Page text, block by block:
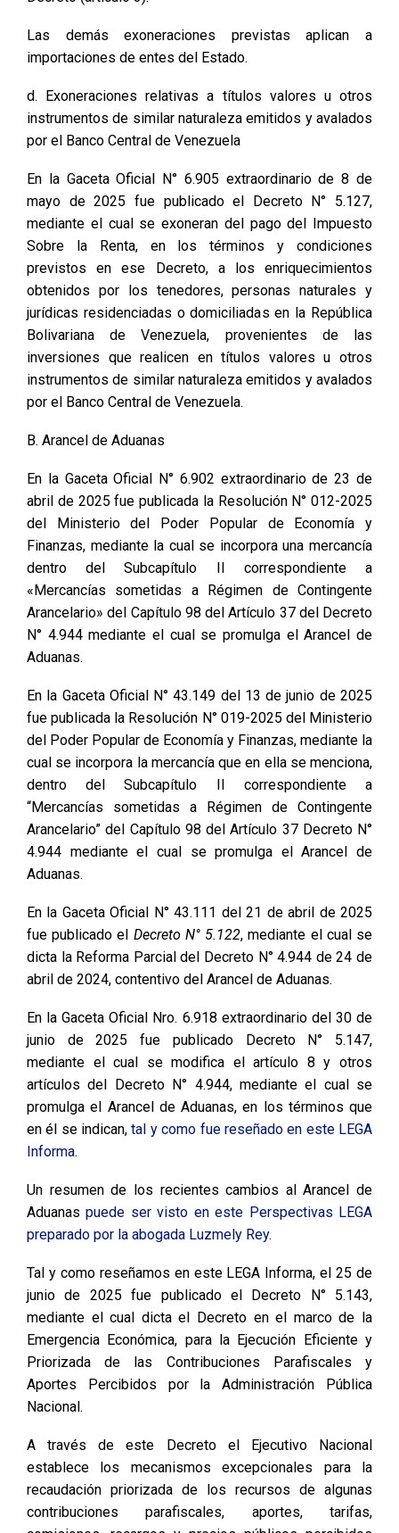
Las demás exoneraciones previstas aplican a
importaciones de entes del Estado.
d. Exoneraciones relativas a títulos valores u otros
instrumentos de similar naturaleza emitidos y avalados
por el Banco Central de Venezuela
En la Gaceta Oficial N° 6.905 extraordinario de 8 de
mayo de 2025 fue publicado el Decreto N° 5.127,
mediante el cual se exoneran del pago del Impuesto
Sobre la Renta, en los términos y condiciones
previstos en ese Decreto, a los enriquecimientos
obtenidos por los tenedores, personas naturales y
jurídicas residenciadas o domiciliadas en la República
Bolivariana de Venezuela, provenientes de las
inversiones que realicen en títulos valores u otros
instrumentos de similar naturaleza emitidos y avalados
por el Banco Central de Venezuela.
B. Arancel de Aduanas
En la Gaceta Oficial N° 6.902 extraordinario de 23 de
abril de 2025 fue publicada la Resolución N° 012-2025
del Ministerio del Poder Popular de Economía y
Finanzas, mediante la cual se incorpora una mercancía
dentro del Subcapítulo II correspondiente a
«Mercancías sometidas a Régimen de Contingente
Arancelario» del Capítulo 98 del Artículo 37 del Decreto
N° 4.944 mediante el cual se promulga el Arancel de
Aduanas.
En la Gaceta Oficial N° 43.149 del 13 de junio de 2025
fue publicada la Resolución N° 019-2025 del Ministerio
del Poder Popular de Economía y Finanzas, mediante la
cual se incorpora la mercancía que en ella se menciona,
dentro del Subcapítulo II correspondiente a
“Mercancías sometidas a Régimen de Contingente
Arancelario” del Capítulo 98 del Artículo 37 Decreto N°
4.944 mediante el cual se promulga el Arancel de
Aduanas.
En la Gaceta Oficial N° 43.111 del 21 de abril de 2025
fue publicado el Decreto N° 5.122, mediante el cual se
dicta la Reforma Parcial del Decreto N° 4.944 de 24 de
abril de 2024, contentivo del Arancel de Aduanas.
En la Gaceta Oficial Nro. 6.918 extraordinario del 30 de
junio de 2025 fue publicado Decreto N° 5.147,
mediante el cual se modifica el artículo 8 y otros
artículos del Decreto N° 4.944, mediante el cual se
promulga el Arancel de Aduanas, en los términos que
en él se indican,tal y como fue reseñado en este LEGA
Informa.
Un resumen de los recientes cambios al Arancel de
Aduanaspuede ser visto en este Perspectivas LEGA
preparado por la abogada Luzmely Rey.
Tal y como reseñamos en este LEGA Informa, el 25 de
junio de 2025 fue publicado el Decreto N° 5.143,
mediante el cual dicta el Decreto en el marco de la
Emergencia Económica, para la Ejecución Eficiente y
Priorizada de las Contribuciones Parafiscales y
Aportes Percibidos por la Administración Pública
Nacional.
A través de este Decreto el Ejecutivo Nacional
establece los mecanismos excepcionales para la
recaudación priorizada de los recursos de algunas
contribuciones parafiscales, aportes, tarifas,